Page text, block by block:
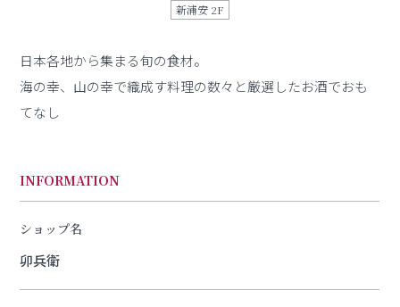
新浦安 2F
日本各地から集まる旬の食材。
海の幸、山の幸で織成す料理の数々と厳選したお酒でおも
てなし
INFORMATION
ショップ名
卯兵衛